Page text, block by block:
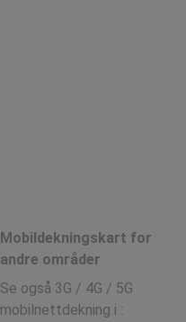
Mobildekningskart for
andre områder
Se også 3G / 4G / 5G
mobilnettdekning i :